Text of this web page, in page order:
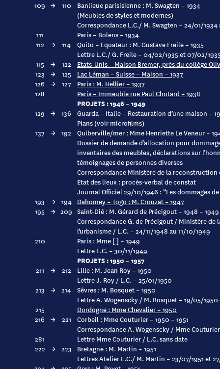
109 → 110
Banlieue parisisienne : M. Swagten – 1934
(Meubles de styles et modernes)
Correspondance L.C./ M. Swagten – 24/01/
111
Paris – Bolens – 1934
112
→ 114
Quito – Equateur : M. Gustave Freile – 1935
Lettre L.C./ G. Freile – 04/02/1935 et 07/02/
115
→ 122
Etats-Unis – Maison Bremer, près du collège
123
→ 125
Lac Léman – Suisse – Maison – 1937
126
→ 127
Paris : M. Hellier – 1937
128
Paris – Immeuble rue Paul Chotard – 1938
PROJETS : 1946 – 1949
129 → 136
Guarda – Italie – Restauration d’une maison –
Plans (voir microfilms)
137
→ 192 Quiberville/mer : Mme Henriette Le Veneur –
Dossier de demande d’allocation pour
inventaires des meubles, déclarations sur
témoignages de personnes diverses
Correspondance Ministère de la reconstruction
Etat des lieux : procès-verbal de constat
Journal Officiel 29/10/1946 : ”Les dommages
193
→ 194
Dahomey – Togo : M. Crouzat – 1947
195
→ 209 Saint-Dié : M. Gérard de Précigout – 1948 – 1949
Correspondance G. de Précigout / Ministère
l’urbanisme / L.C. – 24/11/1948 au 11/10/1949
210
Paris : Mme [ ] – 1949
Lettre L.C. – 30/11/1949
PROJETS : 1950 – 1957
211 → 212
Lille : M. Jean Roy – 1950
Lettre J. Roy / L.C. – 25/01/1950
213
→ 214 Sêvres : M. Bosquet – 1950
Lettre A. Wogenscky / M. Bosquet – 19/05/
215
Dordogne : Mme Chevalier – 1950
216
→ 221
Corbeil : Mme Couturier – 1950 – 1951
Correspondance A. Wogenscky / Mme
281
Lettre Mme Couturier / L.C. sans date
222 → 223
Bretagne : M. Martin – 1951
Lettres Atelier L.C./ M. Martin – 23/07/1951 et